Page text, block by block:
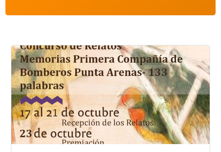
AUDIOS
VIDEOS
GALERIA DE FOTOS
APP MÓVIL